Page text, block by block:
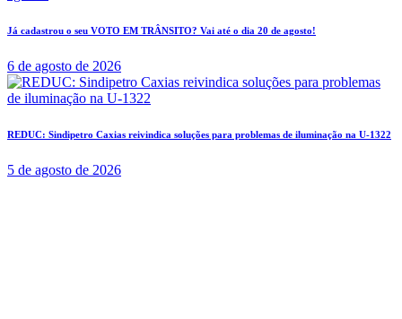
Já cadastrou o seu VOTO EM TRÂNSITO? Vai até o dia 20 de agosto!
6 de agosto de 2026
REDUC: Sindipetro Caxias reivindica soluções para problemas de iluminação na U-1322
5 de agosto de 2026